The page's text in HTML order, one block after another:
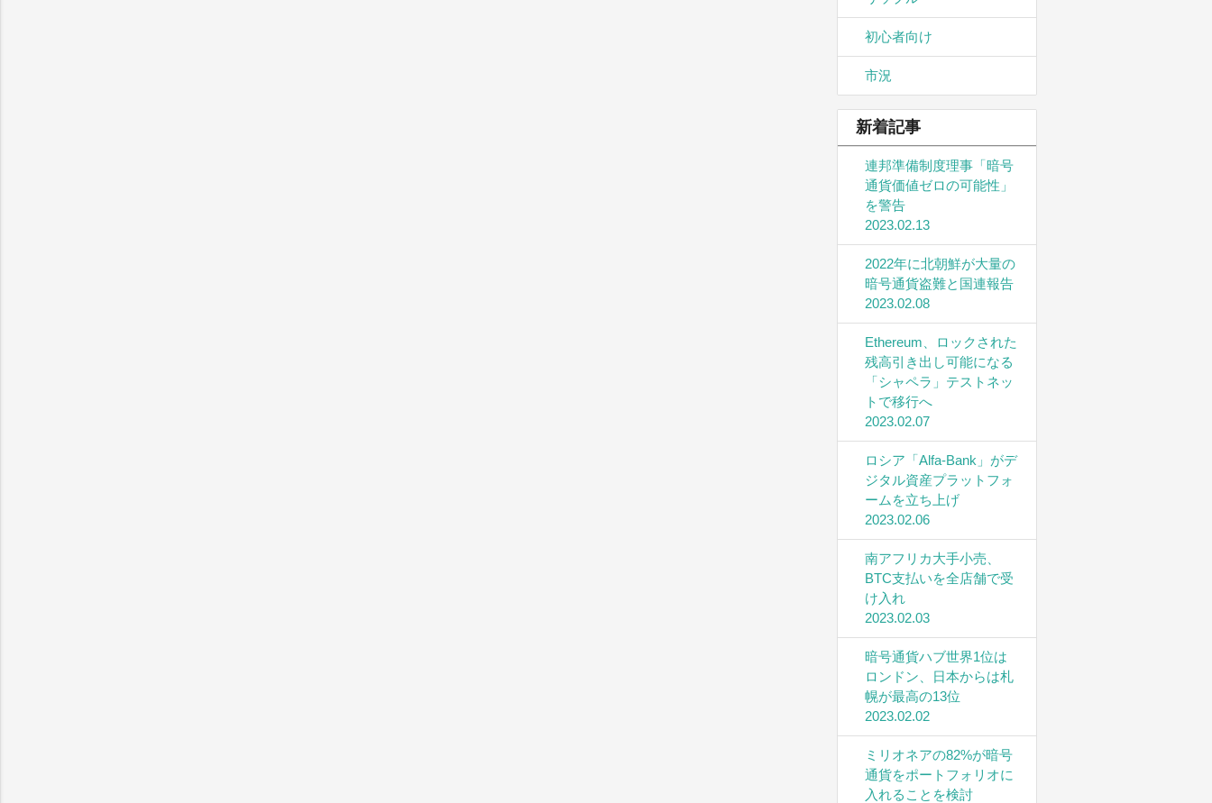
初心者向け
市況
新着記事
連邦準備制度理事「暗号
通貨価値ゼロの可能性」
を警告
2023.02.13
2022年に北朝鮮が大量の
暗号通貨盗難と国連報告
2023.02.08
Ethereum、ロックされた
残高引き出し可能になる
「シャペラ」テストネッ
トで移行へ
2023.02.07
ロシア「Alfa-Bank」がデ
ジタル資産プラットフォ
ームを立ち上げ
2023.02.06
南アフリカ大手小売、
BTC支払いを全店舗で受
け入れ
2023.02.03
暗号通貨ハブ世界1位は
ロンドン、日本からは札
幌が最高の13位
2023.02.02
ミリオネアの82%が暗号
通貨をポートフォリオに
入れることを検討